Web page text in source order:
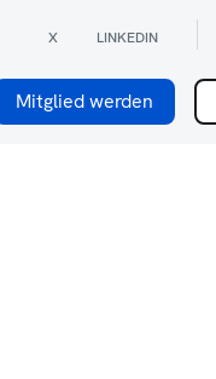
X LINKEDIN
Mitglied werden